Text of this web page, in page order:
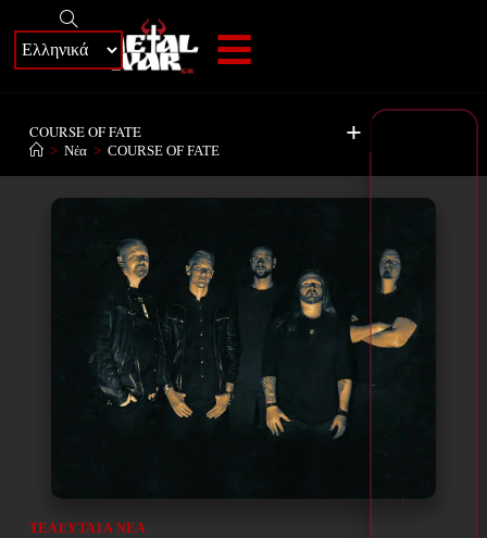
+
COURSE OF FATE
> Νέα > COURSE OF FATE
ΤΕΛΕΥΤΑΊΑ ΝΈΑ